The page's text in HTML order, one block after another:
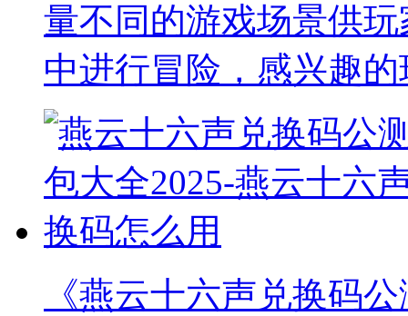
量不同的游戏场景供
中进行冒险，感兴趣
《燕云十六声兑换码